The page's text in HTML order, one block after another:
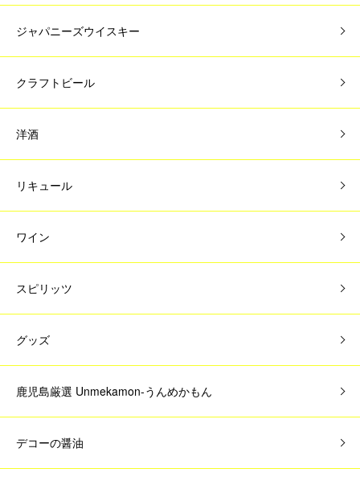
ジャパニーズウイスキー
クラフトビール
洋酒
リキュール
ワイン
スピリッツ
グッズ
鹿児島厳選 Unmekamon-うんめかもん
デコーの醤油